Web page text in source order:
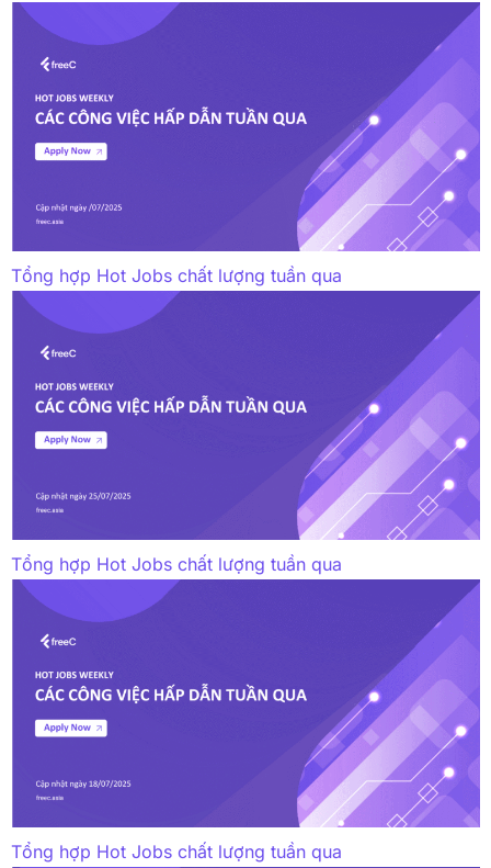
Tổng hợp Hot Jobs chất lượng tuần qua
Tổng hợp Hot Jobs chất lượng tuần qua
Tổng hợp Hot Jobs chất lượng tuần qua